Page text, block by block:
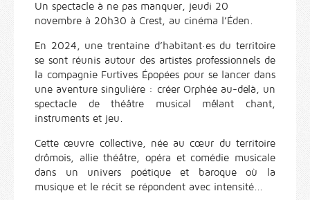
Un spectacle à ne pas manquer, jeudi 20
novembre à 20h30 à Crest, au cinéma l’Éden.
En 2024, une trentaine d’habitant·es du territoire
se sont réunis autour des artistes professionnels de
la compagnie Furtives Épopées pour se lancer dans
une aventure singulière : créer Orphée au-delà, un
spectacle de théâtre musical mêlant chant,
instruments et jeu.
Cette œuvre collective, née au cœur du territoire
drômois, allie théâtre, opéra et comédie musicale
dans un univers poétique et baroque où la
musique et le récit se répondent avec intensité...